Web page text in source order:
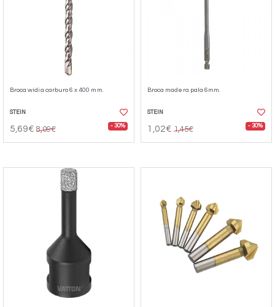
Broca widia carburo 6 x 400 mm.
STEIN
5,69€ 8,09€ - 30%
Broca madera pala 6mm.
STEIN
1,02€ 1,45€ - 30%